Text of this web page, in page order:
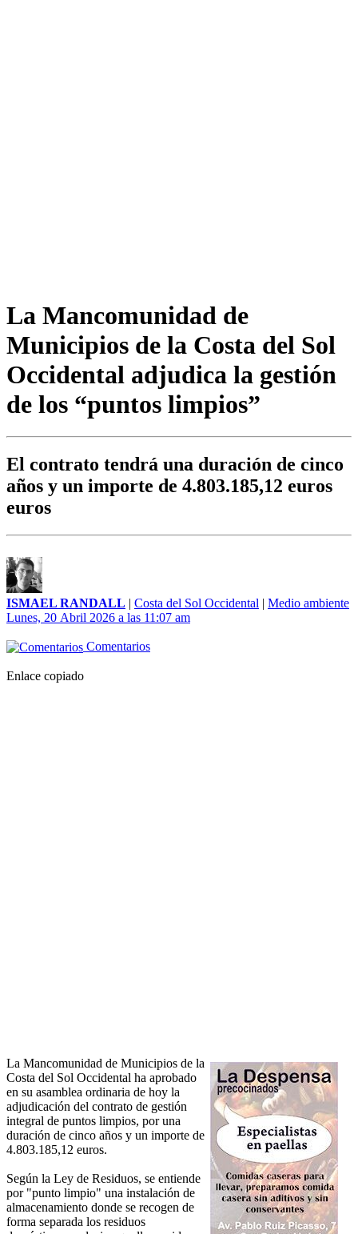
La Mancomunidad de
Municipios de la Costa del Sol
Occidental adjudica la gestión
de los “puntos limpios”
El contrato tendrá una duración de cinco
años y un importe de 4.803.185,12 euros
euros
ISMAEL RANDALL | Costa del Sol Occidental | Medio ambiente
Lunes, 20 Abril 2026 a las 11:07 am
Comentarios
Enlace copiado
La Mancomunidad de Municipios de la
Costa del Sol Occidental ha aprobado
en su asamblea ordinaria de hoy la
adjudicación del contrato de gestión
integral de puntos limpios, por una
duración de cinco años y un importe de
4.803.185,12 euros.
Según la Ley de Residuos, se entiende
por "punto limpio" una instalación de
almacenamiento donde se recogen de
forma separada los residuos